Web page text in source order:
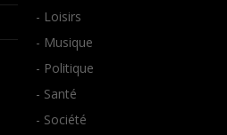
- Loisirs
- Musique
- Politique
- Santé
- Société